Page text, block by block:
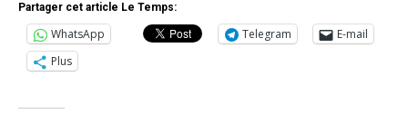
Partager cet article Le Temps:
WhatsApp Telegram
E-mail
Plus